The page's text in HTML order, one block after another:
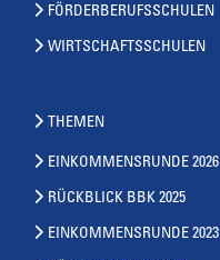
FÖRDERBERUFSSCHULEN
WIRTSCHAFTSSCHULEN
THEMEN
EINKOMMENSRUNDE 2026
RÜCKBLICK BBK 2025
EINKOMMENSRUNDE 2023